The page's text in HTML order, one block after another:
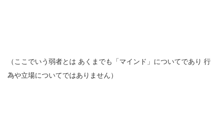
（ここでいう弱者とは あくまでも「マインド」についてであり 行
為や立場についてではありません）